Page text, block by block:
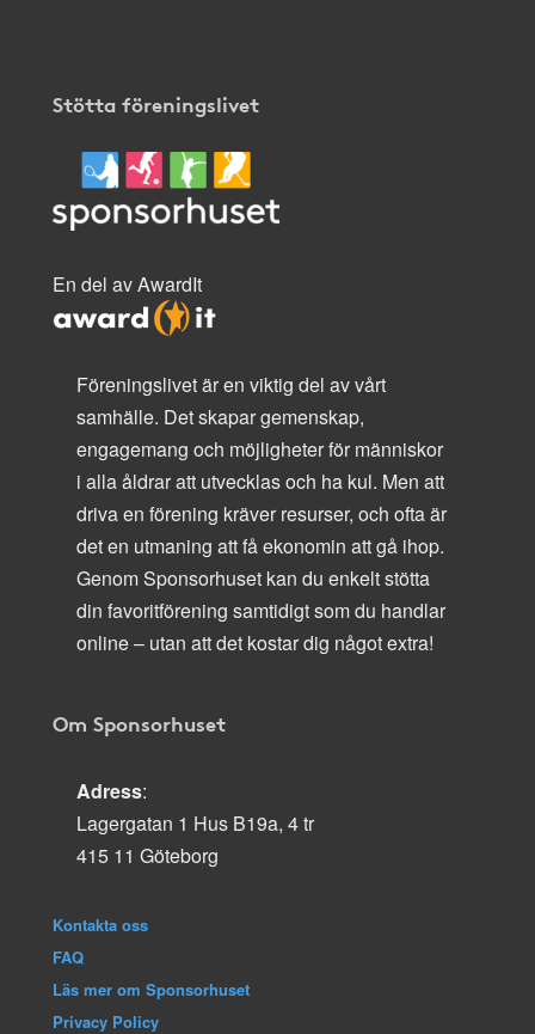
Stötta föreningslivet
En del av AwardIt
Föreningslivet är en viktig del av vårt
samhälle. Det skapar gemenskap,
engagemang och möjligheter för människor
i alla åldrar att utvecklas och ha kul. Men att
driva en förening kräver resurser, och ofta är
det en utmaning att få ekonomin att gå ihop.
Genom Sponsorhuset kan du enkelt stötta
din favoritförening samtidigt som du handlar
online – utan att det kostar dig något extra!
Om Sponsorhuset
Adress:
Lagergatan 1 Hus B19a, 4 tr
415 11 Göteborg
Kontakta oss
FAQ
Läs mer om Sponsorhuset
Privacy Policy